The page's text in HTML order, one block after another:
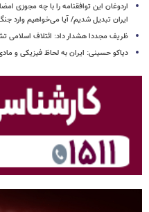
اردوغان این توافقنامه را با چه مجوزی
ایران تبدیل شدیم/ آیا می‌خواهیم وارد
ظریف مجددا هشدار داد: ائتلاف اسلامی
دیاکو حسینی: ایران به لحاظ فیزیکی و